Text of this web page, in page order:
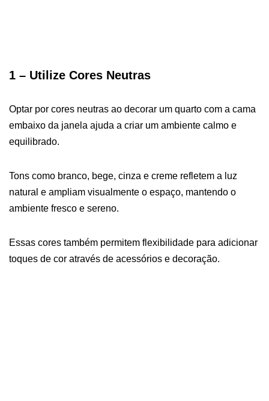
1 – Utilize Cores Neutras
Optar por cores neutras ao decorar um quarto com a cama
embaixo da janela ajuda a criar um ambiente calmo e
equilibrado.
Tons como branco, bege, cinza e creme refletem a luz
natural e ampliam visualmente o espaço, mantendo o
ambiente fresco e sereno.
Essas cores também permitem flexibilidade para adicionar
toques de cor através de acessórios e decoração.